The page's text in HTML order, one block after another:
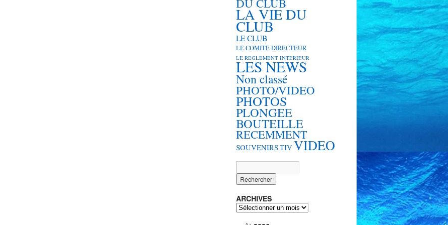
DU CLUB
LA VIE DU
CLUB
LE CLUB
LE COMITE DIRECTEUR
LE REGLEMENT INTERIEUR
LES NEWS
Non classé
PHOTO/VIDEO
PHOTOS
PLONGEE
BOUTEILLE
RECEMMENT
SOUVENIRSTIV VIDEO
ARCHIVES
ARCHIVES